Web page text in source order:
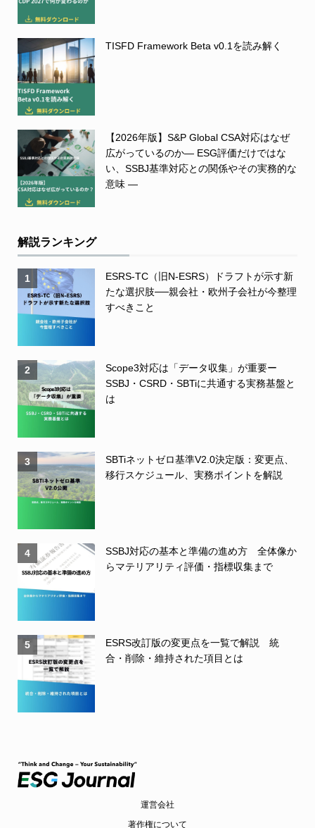
TISFD Framework Beta v0.1を読み解く
【2026年版】S&P Global CSA対応はなぜ
広がっているのか― ESG評価だけではな
い、SSBJ基準対応との関係やその実務的な
意味 ―
解説ランキング
1
ESRS-TC（旧N-ESRS）ドラフトが示す新
たな選択肢──親会社・欧州子会社が今整理
すべきこと
2
Scope3対応は「データ収集」が重要ー
SSBJ・CSRD・SBTiに共通する実務基盤と
は
3
SBTiネットゼロ基準V2.0決定版：変更点、
移行スケジュール、実務ポイントを解説
4
SSBJ対応の基本と準備の進め方 全体像か
らマテリアリティ評価・指標収集まで
5
ESRS改訂版の変更点を一覧で解説 統
合・削除・維持された項目とは
運営会社
著作権について